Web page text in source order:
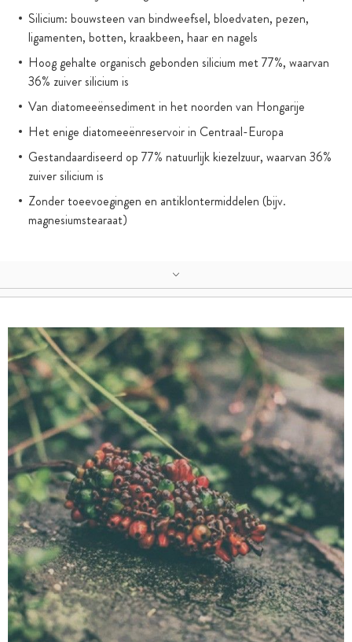
Silicium: bouwsteen van bindweefsel, bloedvaten, pezen,
ligamenten, botten, kraakbeen, haar en nagels
Hoog gehalte organisch gebonden silicium met 77%, waarvan
36% zuiver silicium is
Van diatomeeënsediment in het noorden van Hongarije
Het enige diatomeeënreservoir in Centraal-Europa
Gestandaardiseerd op 77% natuurlijk kiezelzuur, waarvan 36%
zuiver silicium is
Zonder toeevoegingen en antiklontermiddelen (bijv.
magnesiumstearaat)